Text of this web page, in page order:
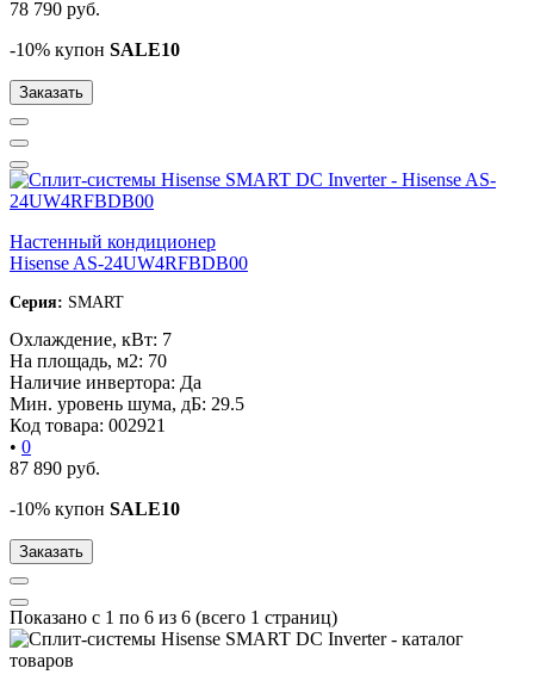
78 790 руб.
-10% купон SALE10
Заказать
Настенный кондиционер
Hisense AS-24UW4RFBDB00
Серия: SMART
Охлаждение, кВт: 7
На площадь, м2: 70
Наличие инвертора: Да
Мин. уровень шума, дБ: 29.5
Код товара: 002921
• 0
87 890 руб.
-10% купон SALE10
Заказать
Показано с 1 по 6 из 6 (всего 1 страниц)